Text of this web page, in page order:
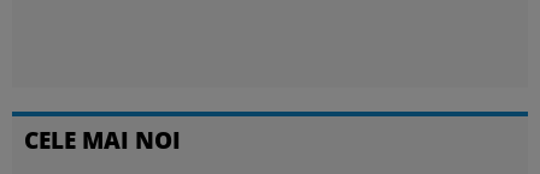
CELE MAI NOI